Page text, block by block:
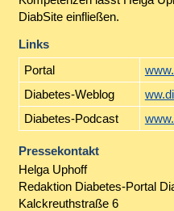
DiabSite einfließen.
Links
Portal
Diabetes-Weblog
Diabetes-Podcast
Pressekontakt
Helga Uphoff
Redaktion Diabetes-Portal
Kalckreuthstraße 6